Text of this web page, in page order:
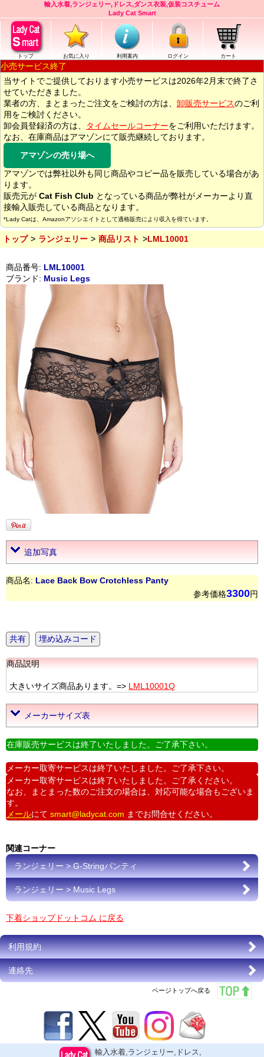
輸入水着,ランジェリー,ドレス,ダンス衣装,仮装コスチューム
Lady Cat Smart
トップ お気に入り 利用案内 ログイン カート
小売サービス終了
当サイトでご提供しております小売サービスは2026年2月末で終了さ
せていただきました。
業者の方、まとまったご注文をご検討の方は、 卸販売サービスのご利
用をご検討ください。
卸会員登録済の方は、
タイムセールコーナーをご利用いただけます。
なお、在庫商品はアマゾンにて販売継続しております。
アマゾンの売り場へ
アマゾンでは弊社以外も同じ商品やコピー品を販売している場合があ
ります。
販売元が Cat Fish Club となっている商品が弊社がメーカーより直
接輸入販売している商品となります。
*Lady Catは、Amazonアソシエイトとして適格販売により収入を得ています。
トップ ランジェリー 商品リスト LML10001
商品番号: LML10001
ブランド: Music Legs
追加写真
商品名: Lace Back Bow Crotchless Panty
参考価格3300円
共有 埋め込みコード
商品説明
大きいサイズ商品あります。=> LML10001Q
メーカーサイズ表
在庫販売サービスは終了いたしました。ご了承下さい。
メーカー取寄サービスは終了いたしました。ご了承下さい。
メーカー取寄サービスは終了いたしました。ご了承ください。
なお、まとまった数のご注文の場合は、対応可能な場合もございま
す。
メールにて smart@ladycat.com までお問合せください。
関連コーナー
ランジェリー > G-Stringパンティ
ランジェリー > Music Legs
下着ショップドットコム に戻る
利用規約
連絡先
ページトップへ戻る
輸入水着,ランジェリー,ドレス,